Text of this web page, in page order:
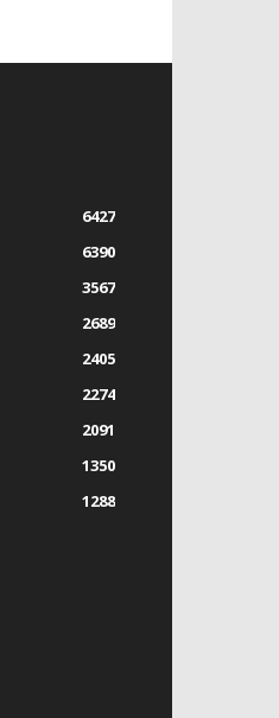
6427
6390
3567
2689
2405
2274
2091
1350
1288